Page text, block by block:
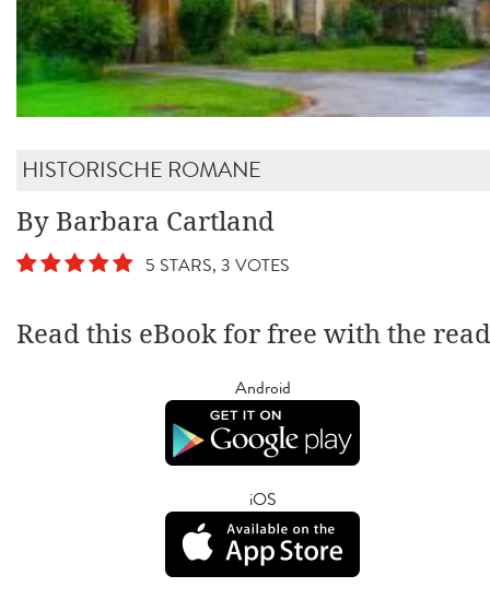
HISTORISCHE ROMANE
By Barbara Cartland
5 STARS, 3 VOTES
Read this eBook for free with the
Android
iOS